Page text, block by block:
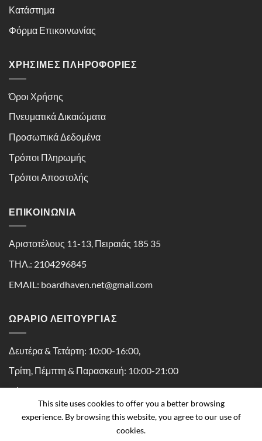
Κατάστημα
Φόρμα Επικοινωνίας
ΧΡΉΣΙΜΕΣ ΠΛΗΡΟΦΟΡΊΕΣ
Όροι Χρήσης
Πνευματικά Δικαιώματα
Προσωπικά Δεδομένα
Τρόποι Πληρωμής
Τρόποι Αποστολής
ΕΠΙΚΟΙΝΩΝΊΑ
Αριστοτέλους 11-13, Πειραιάς 185 35
ΤΗΛ.: 2104296845
EMAIL: boardhaven.net@gmail.com
ΩΡΑΡΙΟ ΛΕΙΤΟΥΡΓΙΑΣ
Δευτέρα & Τετάρτη: 10:00-16:00,
Τρίτη, Πέμπτη & Παρασκευή: 10:00-21:00
Σάββατο: 10:00-16:30
This site uses cookies to offer you a better browsing
experience. By browsing this website, you agree to our use of
cookies.